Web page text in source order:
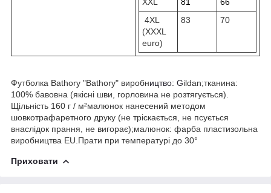
4XL
(XXXL
euro)
83 70
Футболка Bathory "Bathory" виробництво: Gildan;тканина:
100% бавовна (якісні шви, горловина не розтягується).
Щільність 160 г / м²малюнок нанесений методом
шовкотрафаретного друку (не тріскається, не псується
внаслідок прання, не вигорає);малюнок: фарба пластизольна
виробництва EU.Прати при температурі до 30°
Приховати